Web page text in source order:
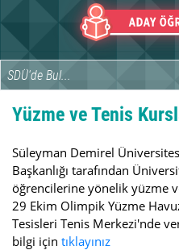
INTERNATIONAL
Yüzme ve Tenis
Süleyman Demirel
Başkanlığı tarafından
öğrencilerine yönelik yüzme
29 Ekim Olimpik Yüzme
Tesisleri Tenis Merkezi'nde
bilgi için tıklayınız